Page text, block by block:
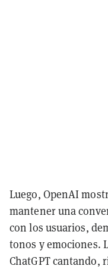
Luego, OpenAI
mantener una
con los usuarios,
tonos y emociones.
ChatGPT cantando,